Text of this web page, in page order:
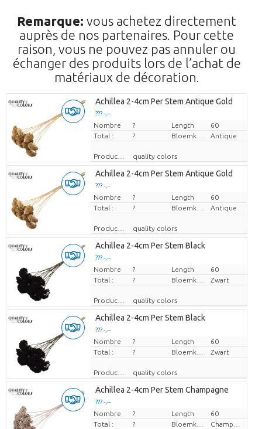
Remarque: vous achetez directement
auprès de nos partenaires. Pour cette
raison, vous ne pouvez pas annuler ou
échanger des produits lors de l’achat de
matériaux de décoration.
Achillea 2-4cm Per Stem Antique Gold
??? -,--
Prix par pièce
Nombre ? Length
60
Total :
? Antique
Producteur quality colors
Achillea 2-4cm Per Stem Antique Gold
??? -,--
Prix par pièce
Nombre ? Length
60
Total :
? Antique
Producteur quality colors
Achillea 2-4cm Per Stem Black
??? -,--
Prix par pièce
Nombre ? Length
60
Total :
? Zwart
Producteur quality colors
Achillea 2-4cm Per Stem Black
??? -,--
Prix par pièce
Nombre ? Length
60
Total :
? Zwart
Producteur quality colors
Achillea 2-4cm Per Stem Champagne
??? -,--
Prix par pièce
Nombre ? Length
60
Total :
?